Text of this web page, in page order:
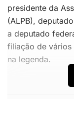
presidente da
(ALPB),
a deputado
filiação de vários
na legenda.